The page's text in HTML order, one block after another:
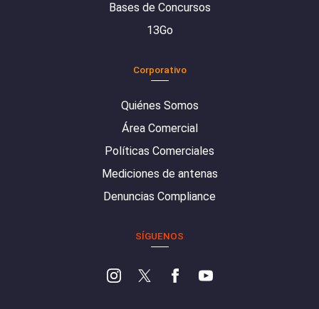
Bases de Concursos
13Go
Corporativo
Quiénes Somos
Área Comercial
Políticas Comerciales
Mediciones de antenas
Denuncias Compliance
SÍGUENOS